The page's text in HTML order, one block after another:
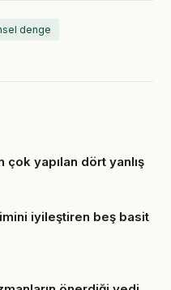
denge
çok yapılan dört yanlış
iyileştiren beş basit